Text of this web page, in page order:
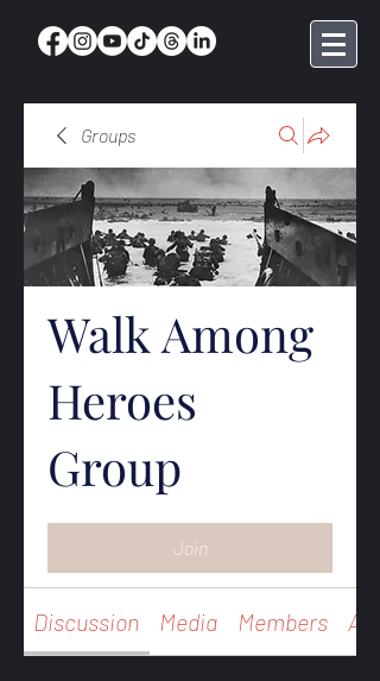
Groups
Walk Among
Heroes
Group
Join
Discussion Media Members